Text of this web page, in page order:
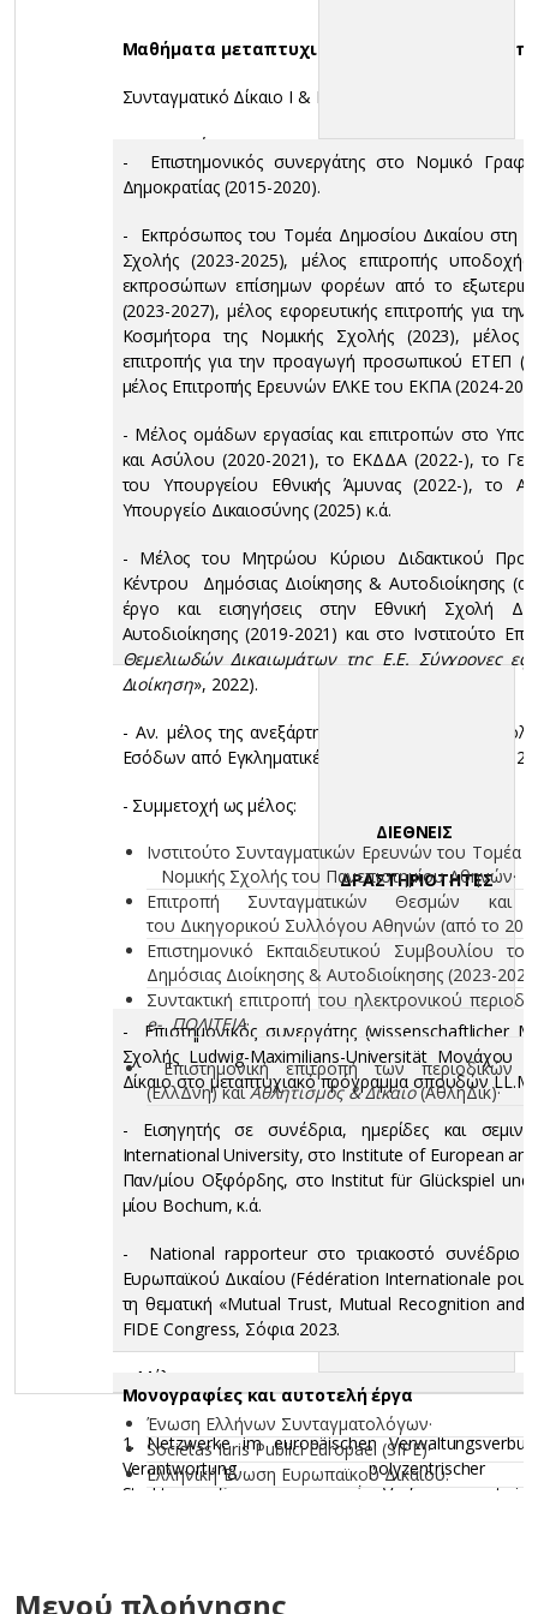
Μαθήματα μεταπτυχιακού προγράμματος
Συνταγματικό Δίκαιο Ι & ΙΙ
Ευρωπαϊκό και Συγκριτικό Δημόσιο Δίκαιο
Αθλητικό Δίκαιο
- Επιστημονικός συνεργάτης στο Νομικό
Δημοκρατίας (2015-2020).
- Εκπρόσωπος του Τομέα Δημοσίου Δικαίου στη
Σχολής (2023-2025), μέλος επιτροπής
εκπροσώπων επίσημων φορέων από το
(2023-2027), μέλος εφορευτικής επιτροπής για
Κοσμήτορα της Νομικής Σχολής (2023), μέλος
επιτροπής για την προαγωγή προσωπικού ΕΤΕΠ
μέλος Επιτροπής Ερευνών ΕΛΚΕ του ΕΚΠΑ (2024-
- Μέλος ομάδων εργασίας και επιτροπών στο
και Ασύλου (2020-2021), το ΕΚΔΔΑ (2022-), το
του Υπουργείου Εθνικής Άμυνας (2022-), το
Υπουργείο Δικαιοσύνης (2025) κ.ά.
- Μέλος του Μητρώου Κύριου Διδακτικού
Κέντρου Δημόσιας Διοίκησης & Αυτοδιοίκησης
έργο και εισηγήσεις στην Εθνική Σχολή
Αυτοδιοίκησης (2019-2021) και στο Ινστιτούτο
Θεμελιωδών Δικαιωμάτων της Ε.Ε. Σύγχρονες
Διοίκηση», 2022).
- Αν. μέλος της ανεξάρτητης αρχής «Αρχή
Εσόδων από Εγκληματικές Δραστηριότητες» (2025-
- Συμμετοχή ως μέλος:
Ινστιτούτο Συνταγματικών Ερευνών του Τομέα
Νομικής Σχολής του Πανεπιστημίου Αθηνών·
Επιτροπή Συνταγματικών Θεσμών και
του Δικηγορικού Συλλόγου Αθηνών (από το
Επιστημονικό Εκπαιδευτικού Συμβουλίου
Δημόσιας Διοίκησης & Αυτοδιοίκησης (2023-
Συντακτική επιτροπή του ηλεκτρονικού
e-ΠΟΛΙΤΕΙΑ·
Επιστημονική επιτροπή των περιοδικών
(ΕλλΔνη) καιΑθλητισμός & Δίκαιο(ΑθληΔικ)·
ΔΙΕΘΝΕΙΣ
ΔΡΑΣΤΗΡΙΟΤΗΤΕΣ
- Επιστημονικός συνεργάτης (wissenschaftlicher
Σχολής Ludwig-Maximilians-Universität Μονάχου
Δίκαιο στο μεταπτυχιακό πρόγραμμα σπουδών
- Εισηγητής σε συνέδρια, ημερίδες και
International University, στο Institute of European
Παν/μίου Οξφόρδης, στο Institut für Glückspiel
μίου Bochum, κ.ά.
- National rapporteur στο τριακοστό συνέδριο
Ευρωπαϊκού Δικαίου (Fédération Internationale
τη θεματική «Mutual Trust, Mutual Recognition and
FIDE Congress, Σόφια 2023.
- Μέλος των επιστημονικών ενώσεων:
Ένωση Ελλήνων Συνταγματολόγων·
Societas Iuris Publici Europaei (SIPE)·
Ελληνική Ένωση Ευρωπαϊκού Δικαίου.
Μονογραφίες και αυτοτελή έργα
1. Netzwerke im europäischen
Verantwortung
Strukturen, δημοσ. στη σειρά
Βιβλιοκρισίες: -
Μενού πλοήγησης